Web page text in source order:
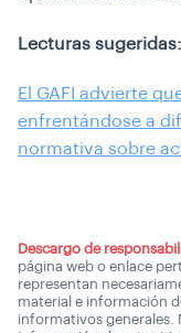
Lecturas sugeridas:
El GAFI advierte
enfrentándose a
normativa sobre
Descargo de
página web o enlace
representan
material e información
informativos generales.